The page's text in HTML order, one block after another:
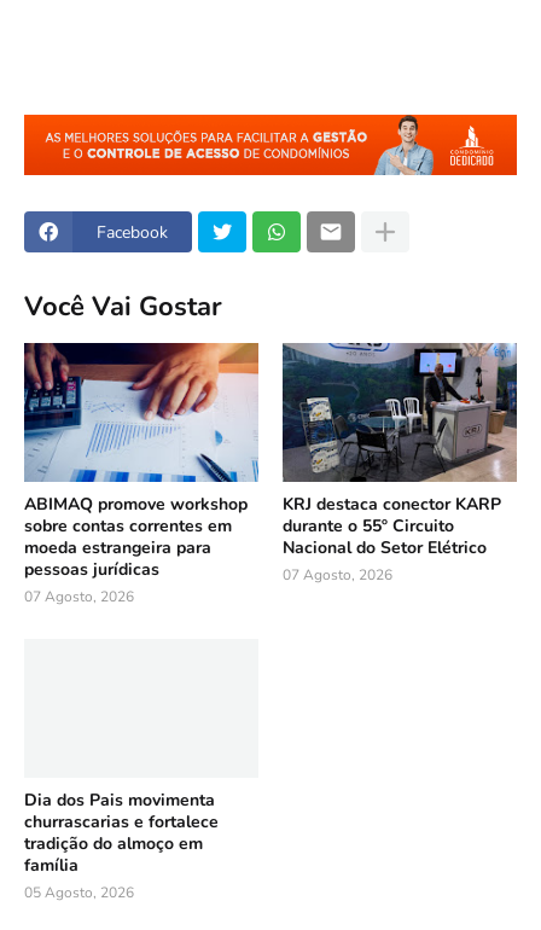
Facebook
Você Vai Gostar
ABIMAQ promove workshop
sobre contas correntes em
moeda estrangeira para
pessoas jurídicas
07 Agosto, 2026
KRJ destaca conector KARP
durante o 55º Circuito
Nacional do Setor Elétrico
07 Agosto, 2026
Dia dos Pais movimenta
churrascarias e fortalece
tradição do almoço em
família
05 Agosto, 2026